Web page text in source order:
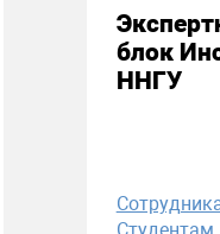
блок
ННГУ